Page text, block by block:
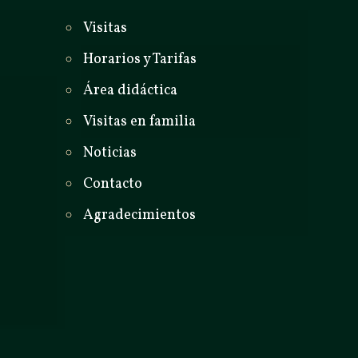
Visitas
Horarios y Tarifas
Área didáctica
Visitas en familia
Noticias
Contacto
Agradecimientos